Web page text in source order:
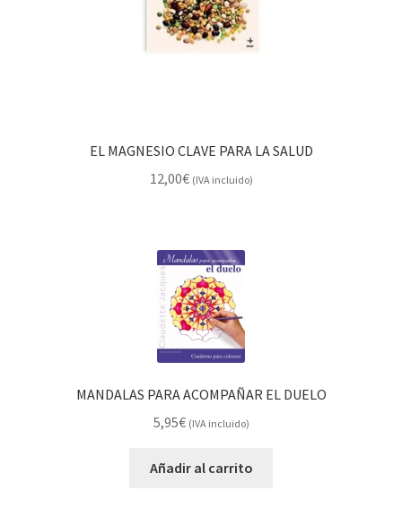
EL MAGNESIO CLAVE PARA LA SALUD
12,00€ (IVA incluido)
MANDALAS PARA ACOMPAÑAR EL DUELO
5,95€ (IVA incluido)
Añadir al carrito